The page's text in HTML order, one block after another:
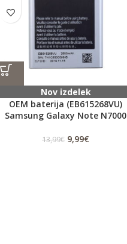
Nov izdelek
OEM baterija (EB615268VU)
Samsung Galaxy Note N7000
13,99€ 9,99€